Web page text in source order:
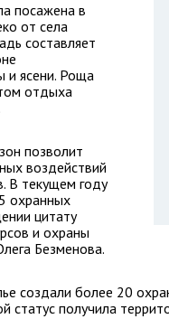
посажена в
от села
составляет
и ясени. Роща
отдыха
позволит
воздействий
В текущем году
охранных
цитату
и охраны
Безменова.
создали более 20
статус получила